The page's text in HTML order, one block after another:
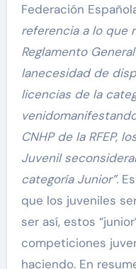
Federación
referencia a lo que
Reglamento
lanecesidad de
licencias de la
CNHP de la RFEP,
Juvenil
categoría Junior”.
que los juveniles
ser así, estos
competiciones
haciendo. En